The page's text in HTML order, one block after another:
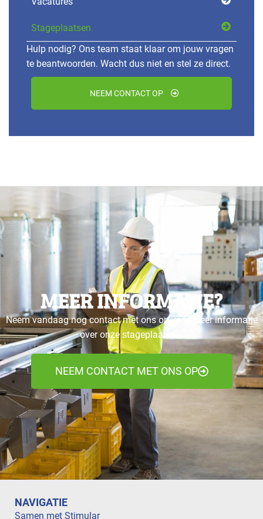
Stageplaatsen
Hulp nodig? Ons team staat klaar om jouw vragen
te beantwoorden. Wacht dus niet en stel ze direct.
NEEM CONTACT OP
MEER INFORMATIE?
Neem vandaag nog contact met ons op voor meer informatie
over onze stageplaatsen.
NEEM CONTACT MET ONS OP
NAVIGATIE
Samen met Stimular